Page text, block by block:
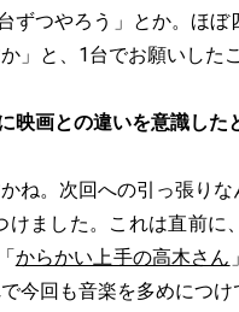
ずつやろう」とか。ほ
」と、1台でお願いした
画との違いを意識した
ね。次回への引っ張り
ました。これは直前に
からかい上手の高木さん
今回も音楽を多めにつ